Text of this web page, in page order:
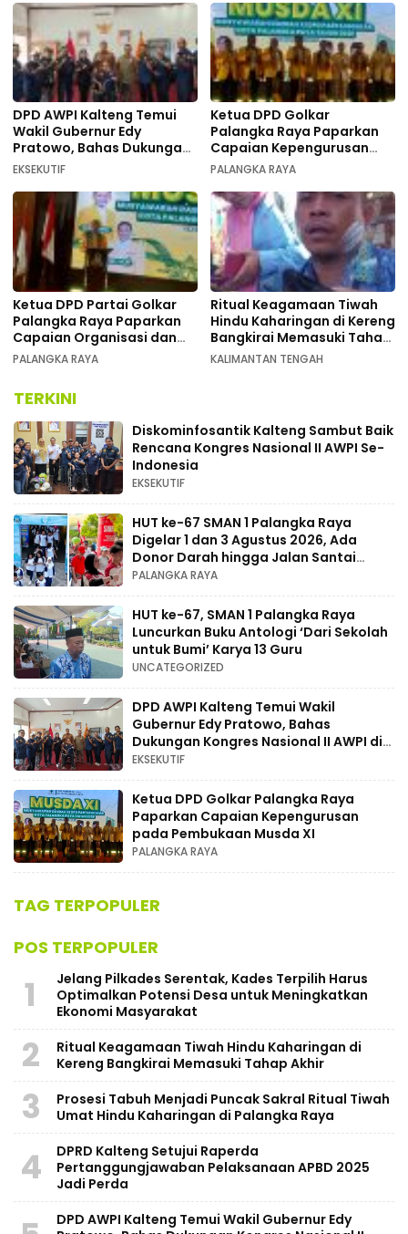
DPD AWPI Kalteng Temui
Wakil Gubernur Edy
Pratowo, Bahas Dukungan
Kongres Nasional II AWPI di
EKSEKUTIF
Ketua DPD Golkar
Palangka Raya Paparkan
Capaian Kepengurusan
pada Pembukaan Musda XI
PALANGKA RAYA
Ketua DPD Partai Golkar
Palangka Raya Paparkan
Capaian Organisasi dan
Kemenangan Pemilu pada
PALANGKA RAYA
Ritual Keagamaan Tiwah
Hindu Kaharingan di Kereng
Bangkirai Memasuki Tahap
Akhir
KALIMANTAN TENGAH
TERKINI
Diskominfosantik Kalteng Sambut Baik
Rencana Kongres Nasional II AWPI Se-
Indonesia
EKSEKUTIF
HUT ke-67 SMAN 1 Palangka Raya
Digelar 1 dan 3 Agustus 2026, Ada
Donor Darah hingga Jalan Santai
Berhadiah Doorprize
PALANGKA RAYA
HUT ke-67, SMAN 1 Palangka Raya
Luncurkan Buku Antologi ‘Dari Sekolah
untuk Bumi’ Karya 13 Guru
UNCATEGORIZED
DPD AWPI Kalteng Temui Wakil
Gubernur Edy Pratowo, Bahas
Dukungan Kongres Nasional II AWPI di
Kalimantan Tengah
EKSEKUTIF
Ketua DPD Golkar Palangka Raya
Paparkan Capaian Kepengurusan
pada Pembukaan Musda XI
PALANGKA RAYA
TAG TERPOPULER
POS TERPOPULER
1
Jelang Pilkades Serentak, Kades Terpilih Harus
Optimalkan Potensi Desa untuk Meningkatkan
Ekonomi Masyarakat
2
Ritual Keagamaan Tiwah Hindu Kaharingan di
Kereng Bangkirai Memasuki Tahap Akhir
3
Prosesi Tabuh Menjadi Puncak Sakral Ritual Tiwah
Umat Hindu Kaharingan di Palangka Raya
4
​DPRD Kalteng Setujui Raperda
Pertanggungjawaban Pelaksanaan APBD 2025
Jadi Perda
DPD AWPI Kalteng Temui Wakil Gubernur Edy